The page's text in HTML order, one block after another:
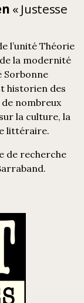
« Justesse
l’unité Théorie
la modernité
Sorbonne
historien des
nombreux
la culture, la
littéraire.
de recherche